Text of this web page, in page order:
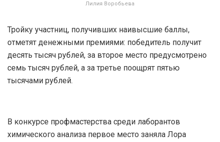
Лилия Воробьева
Тройку участниц, получивших наивысшие баллы,
отметят денежными премиями: победитель получит
десять тысяч рублей, за второе место предусмотрено
семь тысяч рублей, а за третье поощрят пятью
тысячами рублей.
В конкурсе профмастерства среди лаборантов
химического анализа первое место заняла Лора